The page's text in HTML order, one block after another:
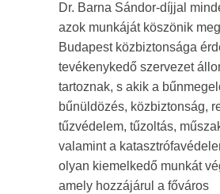
Dr. Barna Sándor-díjjal
azok munkáját köszönik
Budapest közbiztonsága
tevékenykedő szervezet
tartoznak, s akik a
bűnüldözés, közbiztonság,
tűzvédelem, tűzoltás,
valamint a
olyan kiemelkedő munkát
amely hozzájárul a főváros